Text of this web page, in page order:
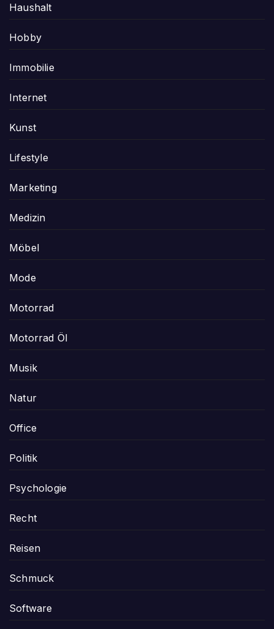
Haushalt
Hobby
Immobilie
Internet
Kunst
Lifestyle
Marketing
Medizin
Möbel
Mode
Motorrad
Motorrad Öl
Musik
Natur
Office
Politik
Psychologie
Recht
Reisen
Schmuck
Software